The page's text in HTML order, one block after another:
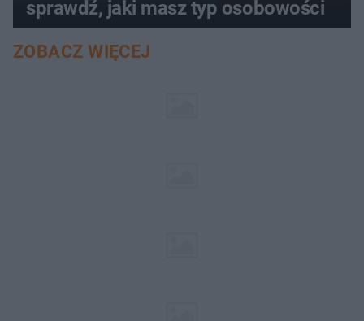
sprawdź, jaki masz typ osobowości
ZOBACZ WIĘCEJ